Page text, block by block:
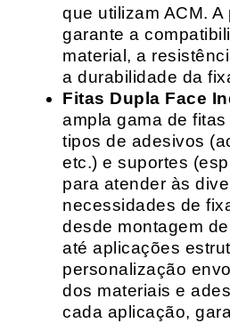
que utilizam ACM.
garante a
material, a
a durabilidade da
Fitas Dupla Face
ampla gama de
tipos de adesivos
etc.) e suportes
para atender às
necessidades de
desde montagem
até aplicações
personalização
dos materiais e
cada aplicação,